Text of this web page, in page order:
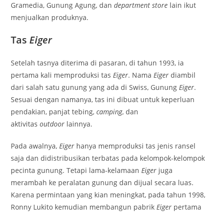
Gramedia, Gunung Agung, dandepartment store lain ikut
menjualkan produknya.
TasEiger
Setelah tasnya diterima di pasaran, di tahun 1993, ia
pertama kali memproduksi tasEiger. NamaEiger diambil
dari salah satu gunung yang ada di Swiss, GunungEiger.
Sesuai dengan namanya, tas ini dibuat untuk keperluan
pendakian, panjat tebing,camping, dan
aktivitasoutdoor lainnya.
Pada awalnya,Eiger hanya memproduksi tas jenis ransel
saja dan didistribusikan terbatas pada kelompok-kelompok
pecinta gunung. Tetapi lama-kelamaanEiger juga
merambah ke peralatan gunung dan dijual secara luas.
Karena permintaan yang kian meningkat, pada tahun 1998,
Ronny Lukito kemudian membangun pabrikEiger pertama